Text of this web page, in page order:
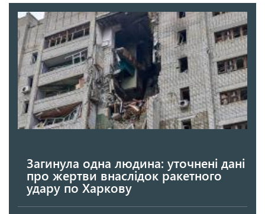
Загинула одна людина: уточнені дані
про жертви внаслідок ракетного
удару по Харкову